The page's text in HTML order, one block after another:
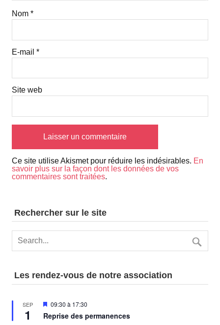
Nom *
E-mail *
Site web
Ce site utilise Akismet pour réduire les indésirables. En
savoir plus sur la façon dont les données de vos
commentaires sont traitées.
Rechercher sur le site
Les rendez-vous de notre association
SEP
1
Mis
avant
09:30 à 17:30
Reprise des permanences